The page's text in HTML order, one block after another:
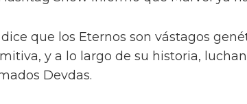
dice que los Eternos son vástagos
y a lo largo de su historia,
Devdas.